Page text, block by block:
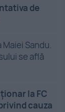
de
Sandu.
se află
la FC
cauza